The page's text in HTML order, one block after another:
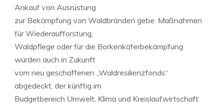
Ankauf von Ausrüstung
zur Bekämpfung von Waldbränden gebe. Maßnahmen
für Wiederaufforstung,
Waldpflege oder für die Borkenkäferbekämpfung
würden auch in Zukunft
vom neu geschaffenen „Waldresilienzfonds“
abgedeckt, der künftig im
Budgetbereich Umwelt, Klima und Kreislaufwirtschaft